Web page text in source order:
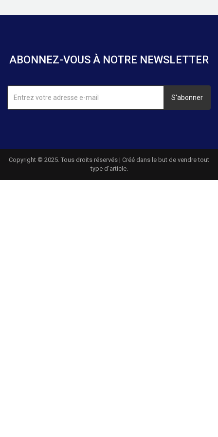
ABONNEZ-VOUS À NOTRE NEWSLETTER
S'abonner
Copyright © 2025. Tous droits réservés | Créé dans le but de vendre tout
type d'article.